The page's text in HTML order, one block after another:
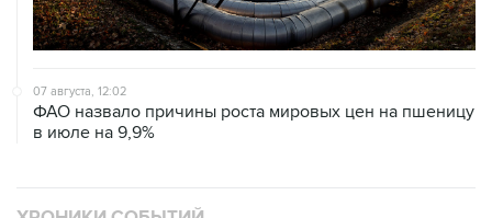
07 августа, 12:02
ФАО назвало причины роста мировых цен на пшеницу
в июле на 9,9%